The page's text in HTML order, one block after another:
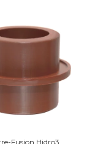
Fusion Hidro3